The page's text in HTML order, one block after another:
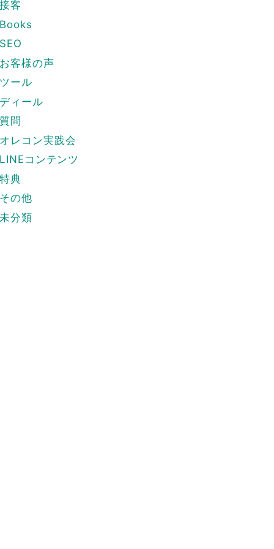
接客
Books
SEO
お客様の声
ツール
ディール
質問
オレコン実践会
LINEコンテンツ
特典
その他
未分類